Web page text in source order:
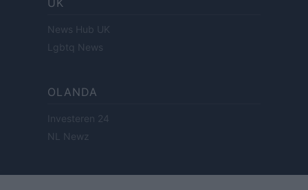
UK
News Hub UK
Lgbtq News
OLANDA
Investeren 24
NL Newz